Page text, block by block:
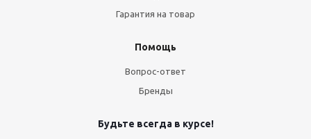
Гарантия на товар
Помощь
Вопрос-ответ
Бренды
Будьте всегда в курсе!